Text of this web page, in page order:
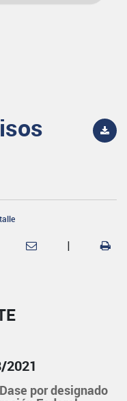
|
2021
por designado